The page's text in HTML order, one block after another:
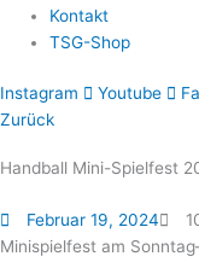
Kontakt
TSG-Shop
Instagram Youtube
Zurück
Handball Mini-Spielfest
Februar 19, 2024
Minispielfest am